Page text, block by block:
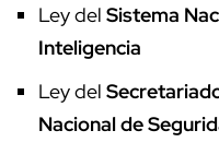
Ley del Sistema
Inteligencia
Ley del
Nacional de